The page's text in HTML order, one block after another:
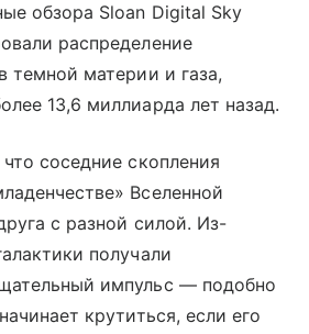
обзора Sloan Digital Sky
распределение
темной материи и газа,
13,6 миллиарда лет назад.
соседние скопления
Вселенной
с разной силой. Из-
получали
импульс — подобно
крутиться, если его